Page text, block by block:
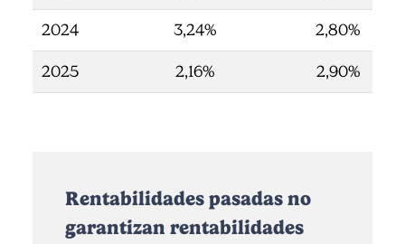
2024 3,24% 2,80%
2025 2,16% 2,90%
Rentabilidades pasadas no
garantizan rentabilidades